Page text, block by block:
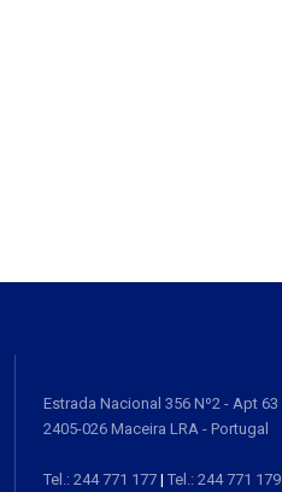
Estrada Nacional 356 Nº2 - Apt 63
2405-026 Maceira LRA - Portugal
Tel.: 244 771 177 | Tel.: 244 771 179